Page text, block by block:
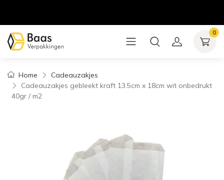
0
Home
Cadeauzakjes
Cadeauzakjes gebleekt kraft 13.5cm x 18cm wit onbedrukt
40gr / m2